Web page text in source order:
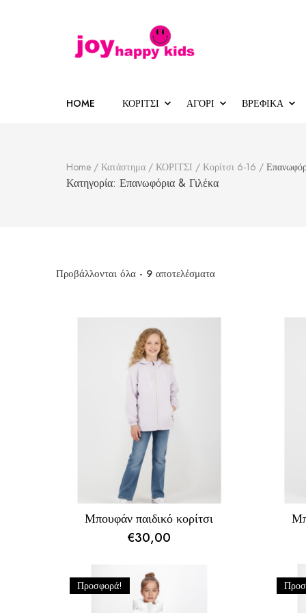
HOME ΚΟΡΙΤΣΙ ΑΓΟΡΙ ΒΡΕΦΙΚΑ
Home / Κατάστημα / ΚΟΡΙΤΣΙ / Κορίτσι 6-16 /
Κατηγορία: Επανωφόρια & Γιλέκα
Προβάλλονται όλα - 9 αποτελέσματαSorted
Μπουφάν παιδικό κορίτσι
€30,00
Προσφορά!